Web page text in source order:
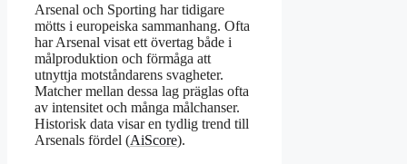
Arsenal och Sporting har tidigare
mötts i europeiska sammanhang. Ofta
har Arsenal visat ett övertag både i
målproduktion och förmåga att
utnyttja motståndarens svagheter.
Matcher mellan dessa lag präglas ofta
av intensitet och många målchanser.
Historisk data visar en tydlig trend till
Arsenals fördel (AiScore).